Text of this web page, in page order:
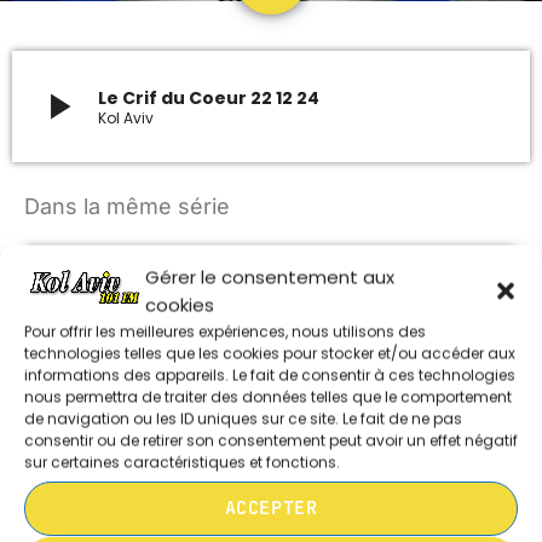
Gérer le consentement aux
cookies
Pour offrir les meilleures expériences, nous utilisons des
technologies telles que les cookies pour stocker et/ou accéder aux
informations des appareils. Le fait de consentir à ces technologies
nous permettra de traiter des données telles que le comportement
de navigation ou les ID uniques sur ce site. Le fait de ne pas
consentir ou de retirer son consentement peut avoir un effet négatif
sur certaines caractéristiques et fonctions.
ACCEPTER
ARCHIVES
juillet 2023
juin 2023
UPCOMING SHOWS
MUSIQUE CHABBATIQUE
07:00 - 08:00
play_arrow Le Crif du Coeur 22 12 24
Kol Aviv
Dans la même série
LE CRIF DU COEUR 280626
LE CRIF DU COEUR 310526
LE CRIF DU COEUR 170526